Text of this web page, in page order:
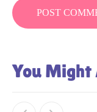
You Might